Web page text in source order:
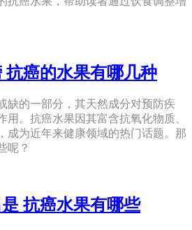
抗癌的水果有哪几种
缺的一部分，其天然成分对预防疾
用。抗癌水果因其富含抗氧化物质、
成为近年来健康领域的热门话题。那
呢？
抗癌水果有哪些